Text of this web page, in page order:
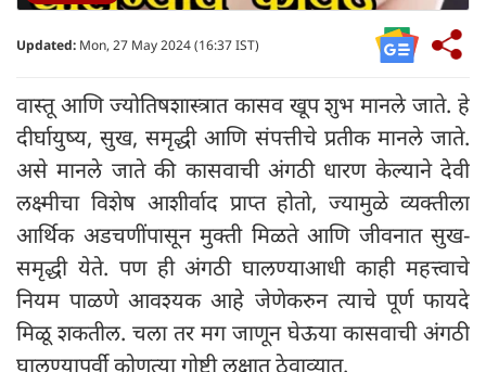
Updated: Mon, 27 May 2024 (16:37 IST)
वास्तू आणि ज्योतिषशास्त्रात कासव खूप शुभ मानले जाते. हे
दीर्घायुष्य, सुख, समृद्धी आणि संपत्तीचे प्रतीक मानले जाते.
असे मानले जाते की कासवाची अंगठी धारण केल्याने देवी
लक्ष्मीचा विशेष आशीर्वाद प्राप्त होतो, ज्यामुळे व्यक्तीला
आर्थिक अडचणींपासून मुक्ती मिळते आणि जीवनात सुख-
समृद्धी येते. पण ही अंगठी घालण्याआधी काही महत्त्वाचे
नियम पाळणे आवश्यक आहे जेणेकरुन त्याचे पूर्ण फायदे
मिळू शकतील. चला तर मग जाणून घेऊया कासवाची अंगठी
घालण्यापूर्वी कोणत्या गोष्टी लक्षात ठेवाव्यात.